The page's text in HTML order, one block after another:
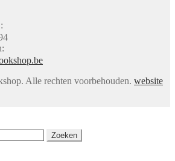
Alle rechten voorbehouden. website
Zoeken